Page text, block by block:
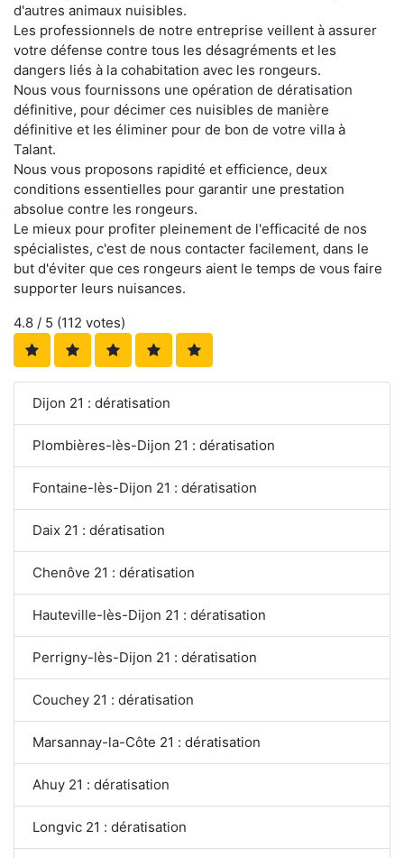
d'autres animaux nuisibles.
Les professionnels de notre entreprise veillent à assurer
votre défense contre tous les désagréments et les
dangers liés à la cohabitation avec les rongeurs.
Nous vous fournissons une opération de dératisation
définitive, pour décimer ces nuisibles de manière
définitive et les éliminer pour de bon de votre villa à
Talant.
Nous vous proposons rapidité et efficience, deux
conditions essentielles pour garantir une prestation
absolue contre les rongeurs.
Le mieux pour profiter pleinement de l'efficacité de nos
spécialistes, c'est de nous contacter facilement, dans le
but d'éviter que ces rongeurs aient le temps de vous faire
supporter leurs nuisances.
4.8 / 5 (112 votes)
Dijon 21 : dératisation
Plombières-lès-Dijon 21 : dératisation
Fontaine-lès-Dijon 21 : dératisation
Daix 21 : dératisation
Chenôve 21 : dératisation
Hauteville-lès-Dijon 21 : dératisation
Perrigny-lès-Dijon 21 : dératisation
Couchey 21 : dératisation
Marsannay-la-Côte 21 : dératisation
Ahuy 21 : dératisation
Longvic 21 : dératisation